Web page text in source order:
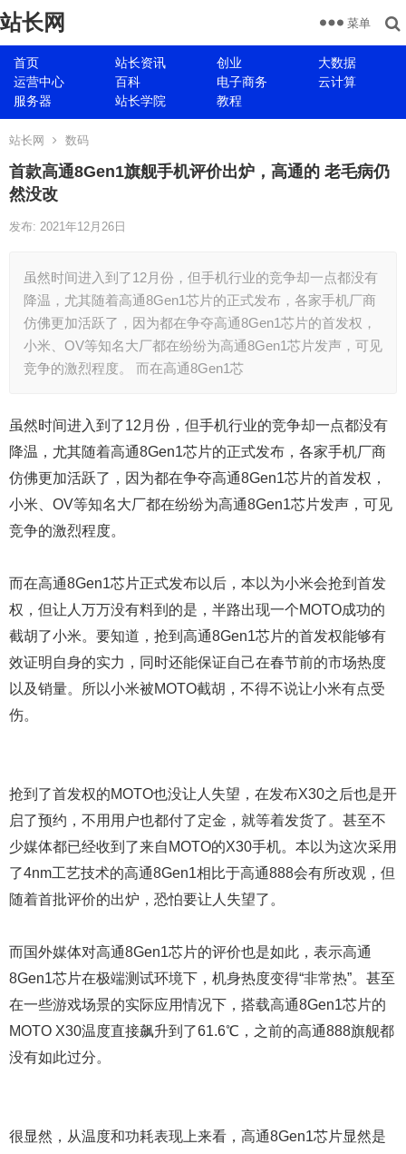
站长网
首页 站长资讯 创业
大数据
运营中心
百科 电子商务
云计算
服务器
站长学院 教程
菜单
站长网 数码
首款高通8Gen1旗舰手机评价出炉，高通的 老毛病仍
然没改
发布: 2021年12月26日
虽然时间进入到了12月份，但手机行业的竞争却一点都没有
降温，尤其随着高通8Gen1芯片的正式发布，各家手机厂商
仿佛更加活跃了，因为都在争夺高通8Gen1芯片的首发权，
小米、OV等知名大厂都在纷纷为高通8Gen1芯片发声，可见
竞争的激烈程度。 而在高通8Gen1芯
虽然时间进入到了12月份，但手机行业的竞争却一点都没有
降温，尤其随着高通8Gen1芯片的正式发布，各家手机厂商
仿佛更加活跃了，因为都在争夺高通8Gen1芯片的首发权，
小米、OV等知名大厂都在纷纷为高通8Gen1芯片发声，可见
竞争的激烈程度。
而在高通8Gen1芯片正式发布以后，本以为小米会抢到首发
权，但让人万万没有料到的是，半路出现一个MOTO成功的
截胡了小米。要知道，抢到高通8Gen1芯片的首发权能够有
效证明自身的实力，同时还能保证自己在春节前的市场热度
以及销量。所以小米被MOTO截胡，不得不说让小米有点受
伤。
抢到了首发权的MOTO也没让人失望，在发布X30之后也是开
启了预约，不用用户也都付了定金，就等着发货了。甚至不
少媒体都已经收到了来自MOTO的X30手机。本以为这次采用
了4nm工艺技术的高通8Gen1相比于高通888会有所改观，但
随着首批评价的出炉，恐怕要让人失望了。
而国外媒体对高通8Gen1芯片的评价也是如此，表示高通
8Gen1芯片在极端测试环境下，机身热度变得“非常热”。甚至
在一些游戏场景的实际应用情况下，搭载高通8Gen1芯片的
MOTO X30温度直接飙升到了61.6℃，之前的高通888旗舰都
没有如此过分。
很显然，从温度和功耗表现上来看，高通8Gen1芯片显然是